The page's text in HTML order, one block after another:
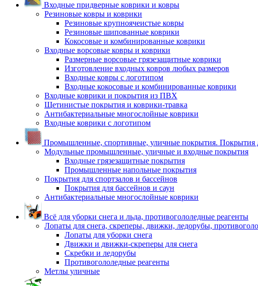
Входные придверные коврики и ковры
Резиновые ковры и коврики
Резиновые крупноячеистые ковры
Резиновые шипованные коврики
Кокосовые и комбинированные коврики
Входные ворсовые ковры и коврики
Размерные ворсовые грязезащитные коврики
Изготовление входных ковров любых размеров
Входные ковры с логотипом
Входные кокосовые и комбинированные коврики
Входные коврики и покрытия из ПВХ
Щетинистые покрытия и коврики-травка
Антибактериальные многослойные коврики
Входные коврики с логотипом
Промышленные, спортивные, уличные покрытия. Покрытия
Модульные промышленные, уличные и входные покрытия
Входные грязезащитные покрытия
Промышленные напольные покрытия
Покрытия для спортзалов и бассейнов
Покрытия для бассейнов и саун
Антибактериальные многослойные коврики
Всё для уборки снега и льда, противогололедные реагенты
Лопаты для снега, скреперы, движки, ледорубы,
Лопаты для уборки снега
Движки и движки-скреперы для снега
Скребки и ледорубы
Противогололедные реагенты
Метлы уличные